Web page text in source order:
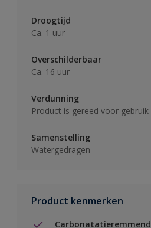
Droogtijd
Ca. 1 uur
Overschilderbaar
Ca. 16 uur
Verdunning
Product is gereed voor gebruik
Samenstelling
Watergedragen
Product kenmerken
Carbonatatieremmend